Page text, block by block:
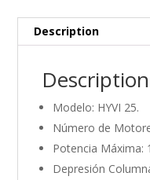
Description
Description
Modelo: HYVI 25.
Número de
Potencia Máxima:
Depresión